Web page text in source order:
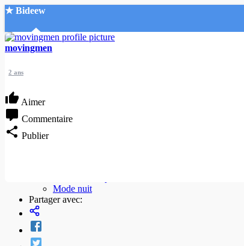
★ Bideew
Accueil
Mode nuit
movingmen
2 ans
Aimer
Commentaire
Publier
Partager avec: